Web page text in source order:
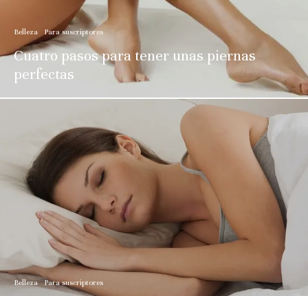
Belleza Para suscriptores
Cuatro pasos para tener unas piernas
perfectas
Belleza Para suscriptores